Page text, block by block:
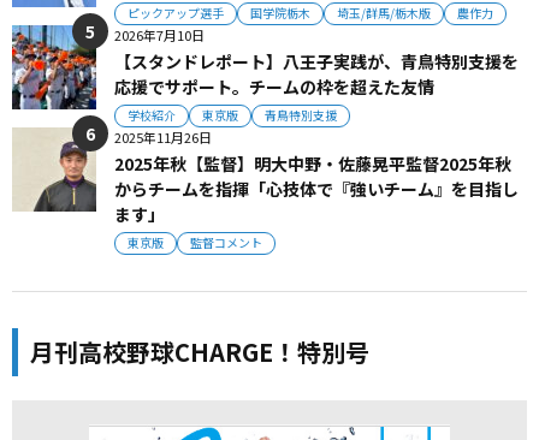
ピックアップ選手 国学院栃木 埼玉/群馬/栃木版 農作力
2026年7月10日
【スタンドレポート】八王子実践が、青鳥特別支援を
応援でサポート。チームの枠を超えた友情
学校紹介 東京版 青鳥特別支援
2025年11月26日
2025年秋【監督】明大中野・佐藤晃平監督2025年秋
からチームを指揮「心技体で『強いチーム』を目指し
ます」
東京版 監督コメント
月刊高校野球CHARGE！特別号